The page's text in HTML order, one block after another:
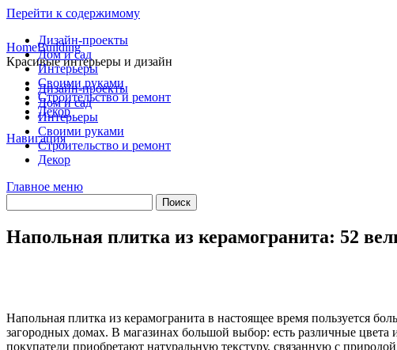
Перейти к содержимому
Дизайн-проекты
Дом и сад
Интерьеры
Своими руками
Строительство и ремонт
Декор
Навигация
HomeBuilding
Красивые интерьеры и дизайн
Дизайн-проекты
Дом и сад
Интерьеры
Своими руками
Строительство и ремонт
Декор
Главное меню
Напольная плитка из керамогранита: 52
Напольная плитка из керамогранита в настоящее время пользуется
загородных домах. В магазинах большой выбор: есть различные
покупатели приобретают натуральную текстуру, связанную с